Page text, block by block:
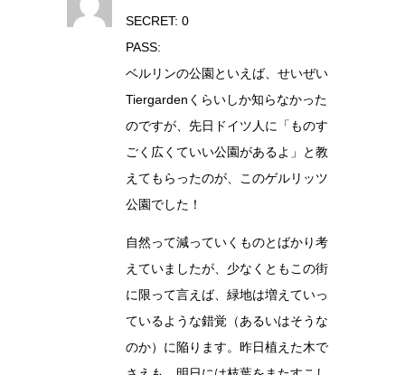
SECRET: 0
PASS:
ベルリンの公園といえば、せいぜい
Tiergardenくらいしか知らなかった
のですが、先日ドイツ人に「ものす
ごく広くていい公園があるよ」と教
えてもらったのが、このゲルリッツ
公園でした！
自然って減っていくものとばかり考
えていましたが、少なくともこの街
に限って言えば、緑地は増えていっ
ているような錯覚（あるいはそうな
のか）に陥ります。昨日植えた木で